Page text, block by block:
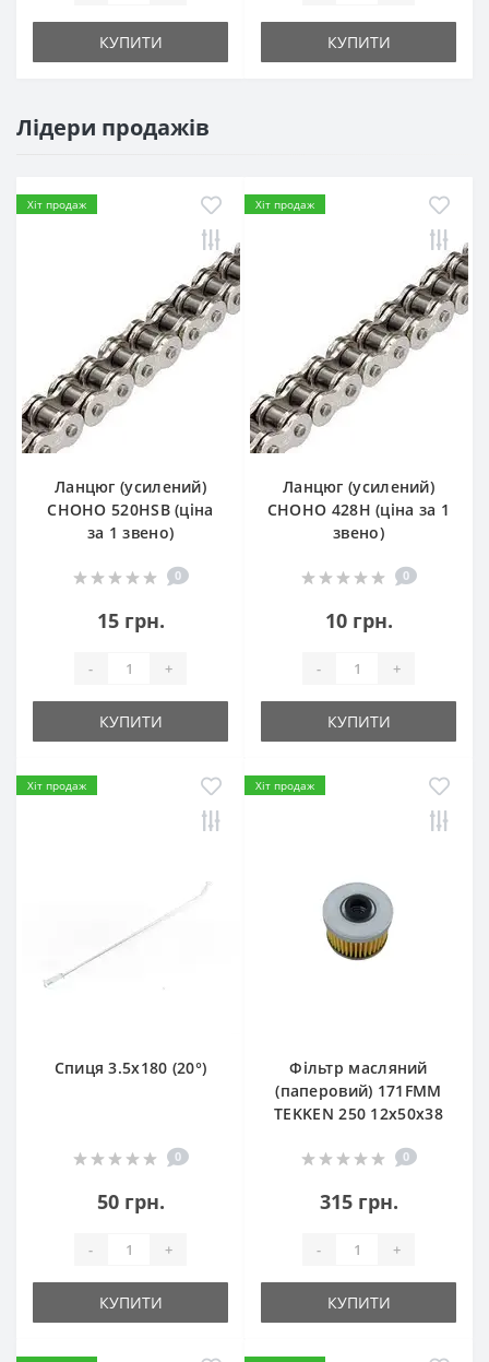
КУПИТИ КУПИТИ
Лідери продажів
Хіт продаж
Ланцюг (усилений)
СHOHO 520HSB (ціна
за 1 звено)
0
15 грн.
- +
КУПИТИ
Хіт продаж
Ланцюг (усилений)
СHOHO 428H (ціна за 1
звено)
0
10 грн.
- +
КУПИТИ
Хіт продаж
Спиця 3.5х180 (20°)
0
50 грн.
- +
КУПИТИ
Хіт продаж
Фільтр масляний
(паперовий) 171FMM
TEKKEN 250 12х50х38
0
315 грн.
- +
КУПИТИ